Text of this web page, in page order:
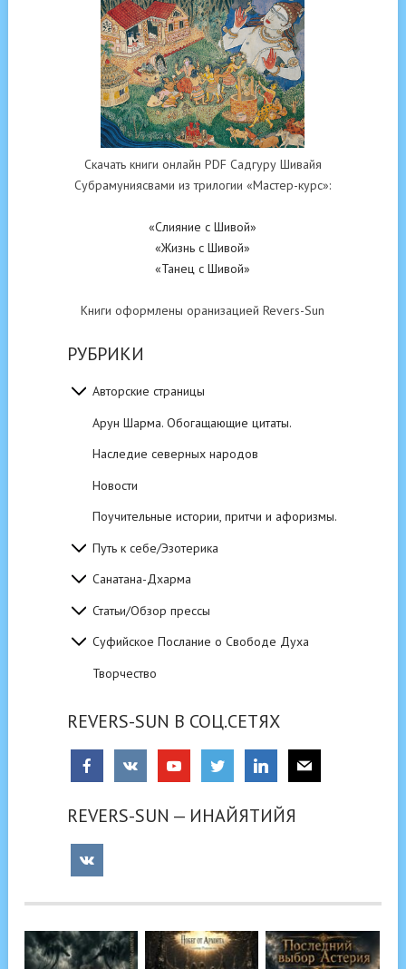
Скачать книги онлайн PDF Садгуру Шивайя
Субрамуниясвами из трилогии «Мастер-курс»:
«Слияние с Шивой»
«Жизнь с Шивой»
«Танец с Шивой»
Книги оформлены оранизацией Revers-Sun
РУБРИКИ
Авторские страницы
Арун Шарма. Обогащающие цитаты.
Наследие северных народов
Новости
Поучительные истории, притчи и афоризмы.
Путь к себе/Эзотерика
Санатана-Дхарма
Статьи/Обзор прессы
Суфийское Послание о Свободе Духа
Творчество
REVERS-SUN В СОЦ.СЕТЯХ
REVERS-SUN — ИНАЙЯТИЙЯ